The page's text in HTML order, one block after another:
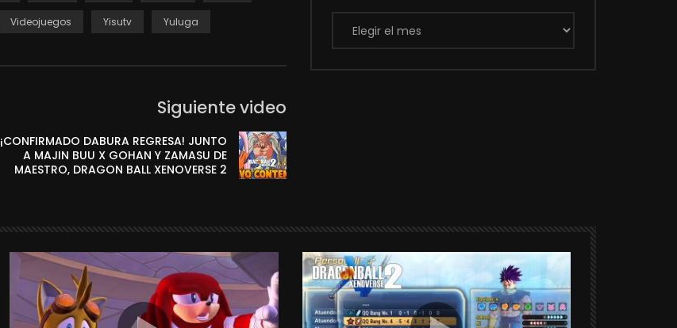
Videojuegos Yisutv Yuluga
Siguiente video
¡CONFIRMADO DABURA REGRESA! JUNTO
A MAJIN BUU X GOHAN Y ZAMASU DE
MAESTRO, DRAGON BALL XENOVERSE 2
Archivos